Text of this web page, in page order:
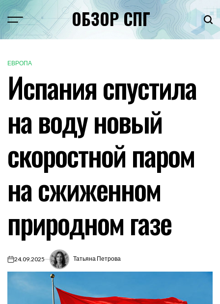
Перейти
к
содержимому
Меню ОБЗОР СПГ
ОПУБЛИКОВАНО
В
ЕВРОПА
Испания спустила
на воду новый
скоростной паром
на сжиженном
природном газе
on24.09.2025 Татьяна Петрова